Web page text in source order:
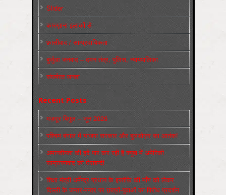
Slider
कारख़ाना इलाक़ों से
फ़ासीवाद / साम्‍प्रदायिकता
बुर्जुआ जनवाद – दमन तंत्र, पुलिस, न्‍यायपालिका
संघर्षरत जनता
Recent Posts
मज़दूर बिगुल – जून 2026
पश्चिम बंगाल में भाजपा सरकार और बुलडोज़र का आतंक!
अमानवीयता की हदें पार कर रही है क्यूबा में अमेरिकी
साम्राज्यवाद की घेराबन्दी
शिक्षा मंत्री धर्मेन्द्र प्रधान के इस्तीफ़े की माँग को लेकर
दिल्ली के जन्तर-मन्तर पर छात्रों-युवाओं का विरोध प्रदर्शन